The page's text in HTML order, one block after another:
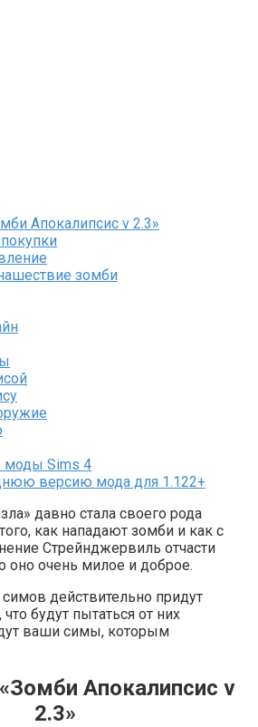
Апокалипсис v 2.3»
зомби
моды Sims 4
версию мода для 1.122+
давно стала своего рода
как нападают зомби и как с
Стрейнджервиль отчасти
оно очень милое и доброе.
действительно придут
будут пытаться от них
ваши симы, которым
Апокалипсис v
2.3»